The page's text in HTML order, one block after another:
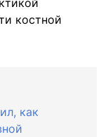
костной
как